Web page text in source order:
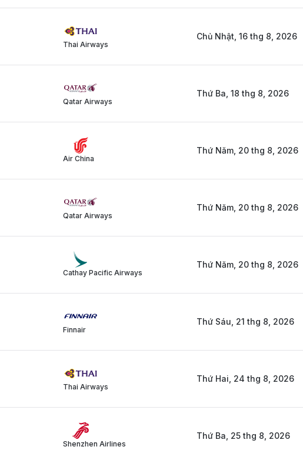
Thai Airways
Chủ Nhật, 16 thg 8, 2026
Qatar Airways
Thứ Ba, 18 thg 8, 2026
Air China
Thứ Năm, 20 thg 8, 2026
Qatar Airways
Thứ Năm, 20 thg 8, 2026
Cathay Pacific Airways
Thứ Năm, 20 thg 8, 2026
Finnair
Thứ Sáu, 21 thg 8, 2026
Thai Airways
Thứ Hai, 24 thg 8, 2026
Shenzhen Airlines
Thứ Ba, 25 thg 8, 2026